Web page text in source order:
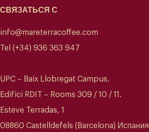
СВЯЗАТЬСЯ С
info@mareterracoffee.com
Tel (+34) 936 363 947
UPC – Baix Llobregat Campus.
Edifici RDIT – Rooms 309 / 10 / 11.
Esteve Terradas, 1
08860 Castelldefels (Barcelona) Испания